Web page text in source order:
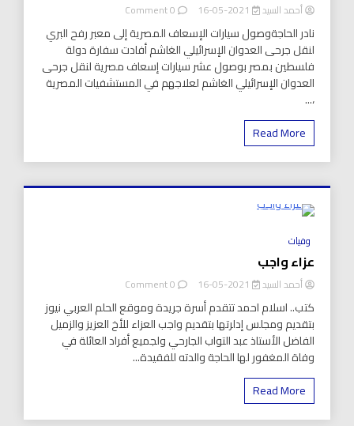
أحمد السيد 0 Comment
وتقدير
نادر الحاجةوصول سيارات الإسعاف المصرية إلى معبر رفح البري
لنقل جرحى العدوان الإسرائيلي الغاشم أفادت سفارة دولة
فلسطين بمصر بوصول عشر سيارات إسعاف مصرية لنقل جرحى
العدوان الإسرائيلي الغاشم لعلاجهم في المستشفيات المصرية
،...
Read More
وفيات
عزاء واجب
أحمد السيد 0 Comment
واجب
كتب.. اسلام احمد تتقدم أسرة جريدة وموقع الحلم العربي نيوز
بتقديم ومجلس إدلرتها بتقديم واجب العزاء للأخ العزيز والزميل
الفاضل الأستاذ عبد التواب الجارحي ولجميع أفراد العائلة في
وفاة المغفور لها الحاجة والدته للفقيدة...
Read More